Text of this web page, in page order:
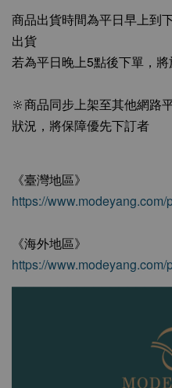
商品出貨時間為平日早上到
出貨
若為平日晚上5點後下單，
🔆商品同步上架至其他網路
狀況，將保障優先下訂者
《臺灣地區》
https://www.modeyang.com/
《海外地區》
https://www.modeyang.com/